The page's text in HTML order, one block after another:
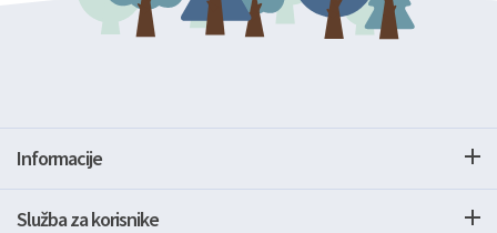
Informacije
Služba za korisnike